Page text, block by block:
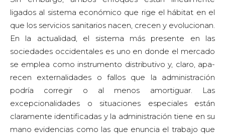
ligados al sistema económico que rige el hábitat en el
que los servicios sanitarios nacen, crecen y evolucionan.
En la actualidad, el sistema más presente en las
sociedades occidentales es uno en donde el mercado
se emplea como instrumento distributivo y, claro, apa-
recen externalidades o fallos que la administración
podría corregir o al menos amortiguar. Las
excepcionalidades o situaciones especiales están
claramente identificadas y la administración tiene en su
mano evidencias como las que enuncia el trabajo que